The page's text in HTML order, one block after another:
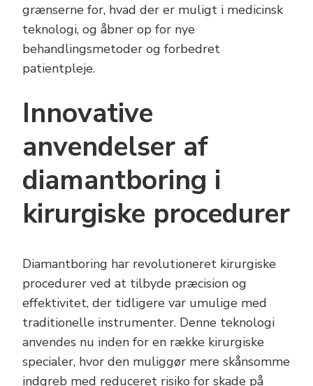
grænserne for, hvad der er muligt i medicinsk
teknologi, og åbner op for nye
behandlingsmetoder og forbedret
patientpleje.
Innovative
anvendelser af
diamantboring i
kirurgiske procedurer
Diamantboring har revolutioneret kirurgiske
procedurer ved at tilbyde præcision og
effektivitet, der tidligere var umulige med
traditionelle instrumenter. Denne teknologi
anvendes nu inden for en række kirurgiske
specialer, hvor den muliggør mere skånsomme
indgreb med reduceret risiko for skade på